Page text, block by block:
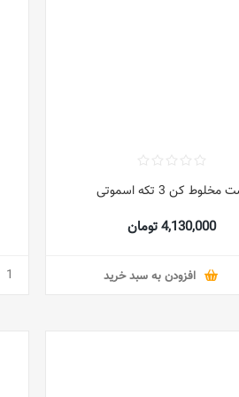
کن 3 تکه اسموتی
4,130,000 تومان
افزودن به سبد خرید